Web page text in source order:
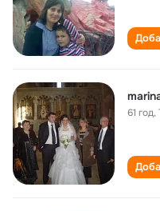
61 год,